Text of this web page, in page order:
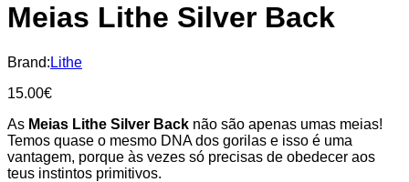
Meias Lithe Silver Back
Brand: Lithe
15.00€
As Meias Lithe Silver Back não são apenas umas meias!
Temos quase o mesmo DNA dos gorilas e isso é uma
vantagem, porque às vezes só precisas de obedecer aos
teus instintos primitivos.